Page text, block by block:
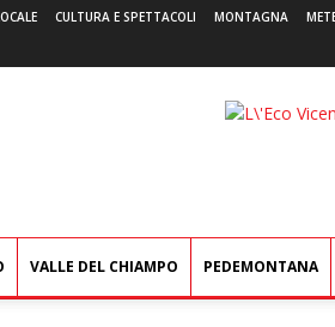
CULTURA E SPETTACOLI MONTAGNA
L'Eco
VALLE DEL CHIAMPO PEDEMONTANA